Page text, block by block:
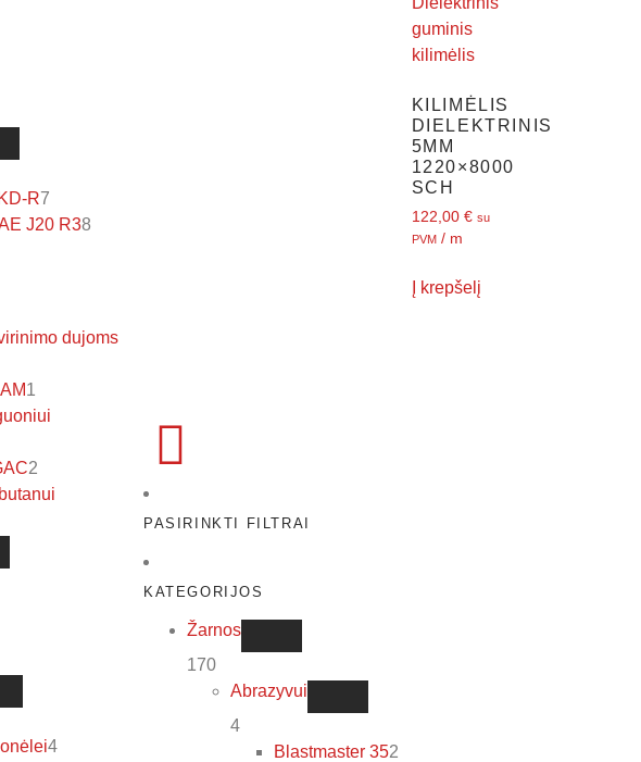
R7
J20 R38
dujoms
1
2
4
KILIMĖLIS
DIELEKTRINIS
5MM
1220×8000
SCH
122,00 € su
PVM / m
Į krepšelį
PASIRINKTI FILTRAI
KATEGORIJOS
Žarnos
170
Abrazyvui
4
Blastmaster 352